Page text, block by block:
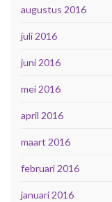
augustus 2016
juli 2016
juni 2016
mei 2016
april 2016
maart 2016
februari 2016
januari 2016